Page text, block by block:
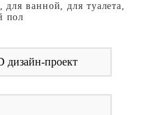
ванной, для туалета,
пол
дизайн-проект